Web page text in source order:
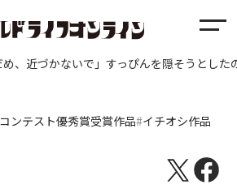
メ
ニ
ュ
め、近づかないで」すっぴんを隠そうと
コンテスト優秀賞受賞作品 イチオシ作品